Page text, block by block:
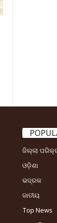
ଜିଲ୍ଲା
ଓଡ଼ିଶା
ଭଦ୍ରକ
ଜାତୀୟ
Top News